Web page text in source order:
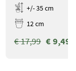
+/- 35 cm
12 cm
€ 9,49
€ 17,99